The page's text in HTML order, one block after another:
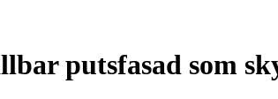
putsfasad som